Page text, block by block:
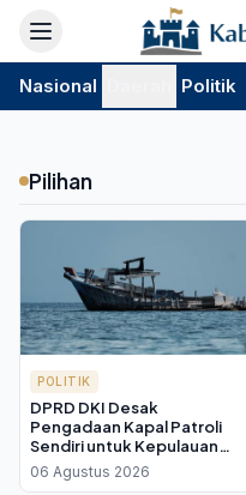
Nasional Politik
Pilihan
POLITIK
DPRD DKI Desak
Pengadaan Kapal Patroli
Sendiri untuk Kepulauan
Seribu, Pengawasan Laut
Masih Andalkan Pinjaman
06 Agustus 2026